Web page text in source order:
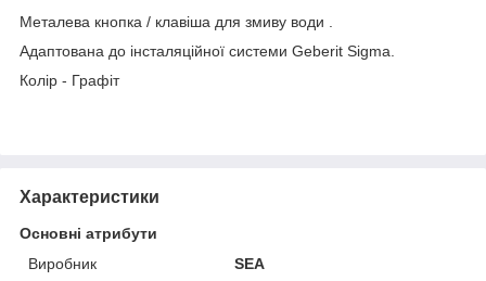
Металева кнопка / клавіша для змиву води .
Адаптована до інсталяційної системи Geberit Sigma.
Колір - Графіт
Характеристики
Основні атрибути
Виробник
SEA